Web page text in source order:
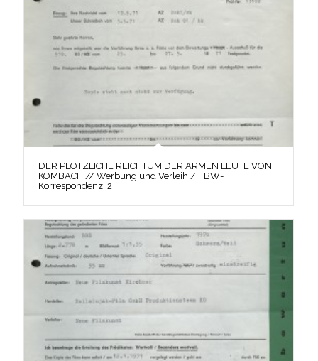
DER PLÖTZLICHE REICHTUM DER ARMEN LEUTE VON
KOMBACH // Werbung und Verleih / FBW-
Korrespondenz, 2